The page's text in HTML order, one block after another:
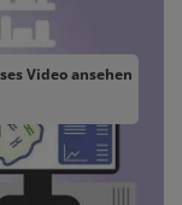
Video ansehen